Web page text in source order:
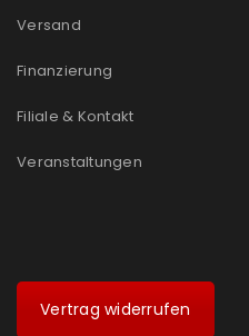
Versand
Finanzierung
Filiale & Kontakt
Veranstaltungen
Vertrag widerrufen